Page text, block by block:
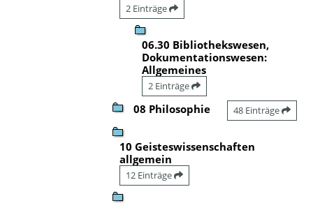
2 Einträge
06.30 Bibliothekswesen,
Dokumentationswesen:
Allgemeines
2 Einträge
08 Philosophie 48 Einträge
10 Geisteswissenschaften
allgemein
12 Einträge